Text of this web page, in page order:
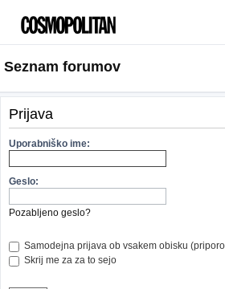
Seznam forumov
Prijava
Uporabniško ime:
Geslo:
Pozabljeno geslo?
Samodejna prijava ob vsakem obisku
Skrij me za za to sejo